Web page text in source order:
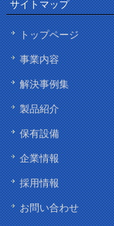
サイトマップ
トップページ
事業内容
解決事例集
製品紹介
保有設備
企業情報
採用情報
お問い合わせ